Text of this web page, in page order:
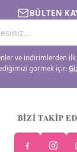
BÜLTEN
ve indirimlerden
görmek için
BİZİ TAKİP